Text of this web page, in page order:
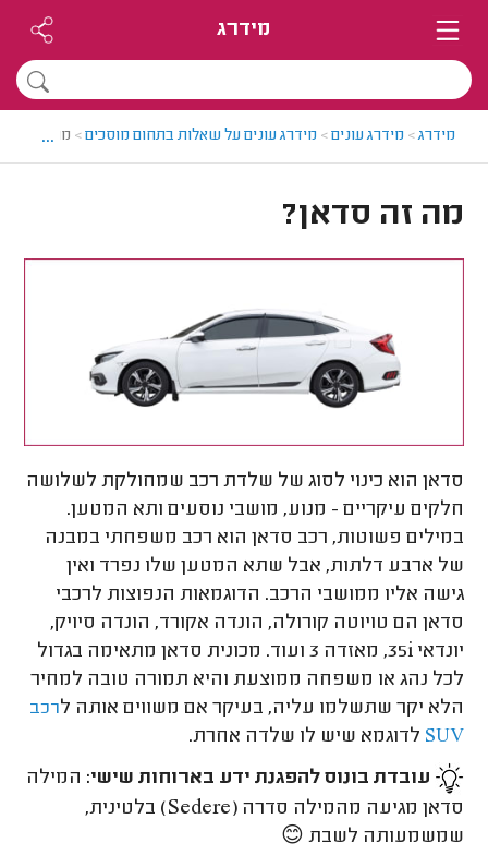
מידרג
מידרג> מידרג עונים> מידרג עונים על שאלות בתחום מוסכים> מה זה
...
מה זה סדאן?
סדאן הוא כינוי לסוג של שלדת רכב שמחולקת לשלושה
חלקים עיקריים - מנוע, מושבי נוסעים ותא המטען.
במילים פשוטות, רכב סדאן הוא רכב משפחתי במבנה
של ארבע דלתות, אבל שתא המטען שלו נפרד ואין
גישה אליו ממושבי הרכב. הדוגמאות הנפוצות לרכבי
סדאן הם טויוטה קורולה, הונדה אקורד, הונדה סיויק,
יונדאיi
35, מאזדה 3 ועוד. מכונית סדאן מתאימה בגדול
לכל נהג או משפחה ממוצעת והיא תמורה טובה למחיר
הלא יקר שתשלמו עליה, בעיקר אם משווים אותה לרכב
SUV לדוגמא שיש לו שלדה אחרת.
עובדת בונוס להפגנת ידע בארוחות שישי: המילה
סדאן מגיעה מהמילה סדרה (Sedere) בלטינית,
שמשמעותה לשבת 😊